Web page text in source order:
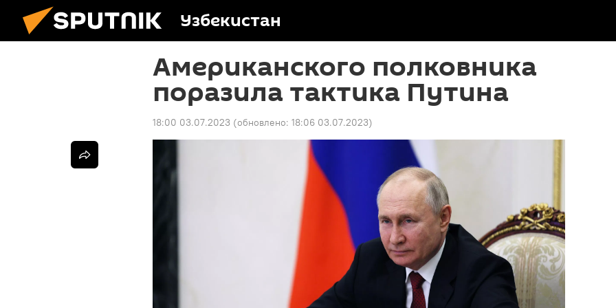
Узбекистан
Американского полковника
поразила тактика Путина
18:00 03.07.2023 (обновлено: 18:06 03.07.2023)